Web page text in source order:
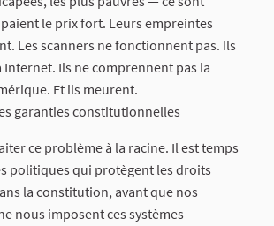
le prix fort. Leurs empreintes
Les scanners ne fonctionnent pas. Ils
Internet. Ils ne comprennent pas la
Et ils meurent.
garanties constitutionnelles
ce problème à la racine. Il est temps
politiques qui protègent les droits
la constitution, avant que nos
nous imposent ces systèmes